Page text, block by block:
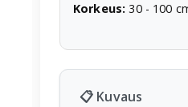
Korkeus: 30- 100
📋 Kuvaus